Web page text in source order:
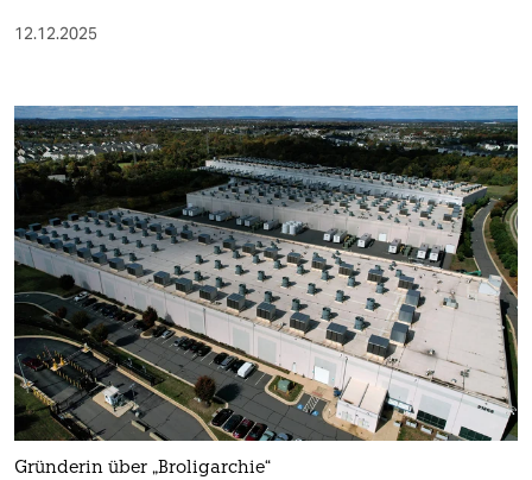
12.12.2025
Gründerin über „Broligarchie“